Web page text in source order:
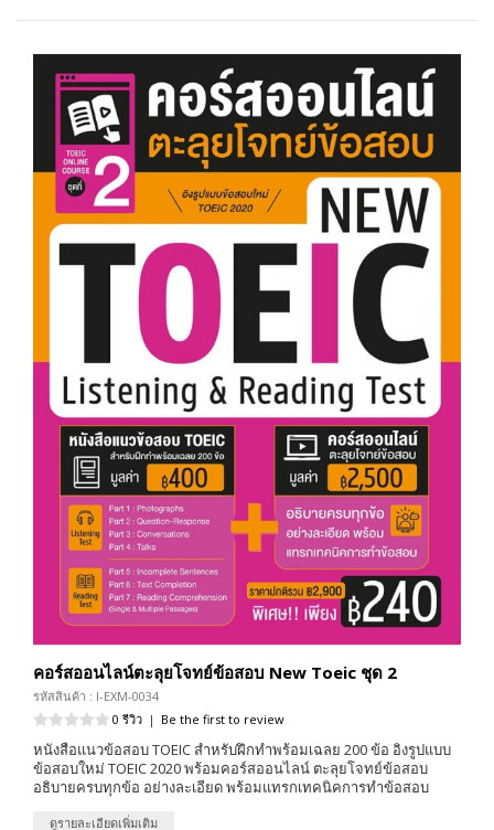
คอร์สออนไลน์ตะลุยโจทย์ข้อสอบ New Toeic ชุด 2
รหัสสินค้า : I-EXM-0034
0 รีวิว | Be the first to review
หนังสือแนวข้อสอบ TOEIC สำหรับฝึกทำพร้อมเฉลย 200 ข้อ อิงรูปแบบ
ข้อสอบใหม่ TOEIC 2020 พร้อมคอร์สออนไลน์ ตะลุยโจทย์ข้อสอบ
อธิบายครบทุกข้อ อย่างละเอียด พร้อมแทรกเทคนิคการทำข้อสอบ
ดูรายละเอียดเพิ่มเติม